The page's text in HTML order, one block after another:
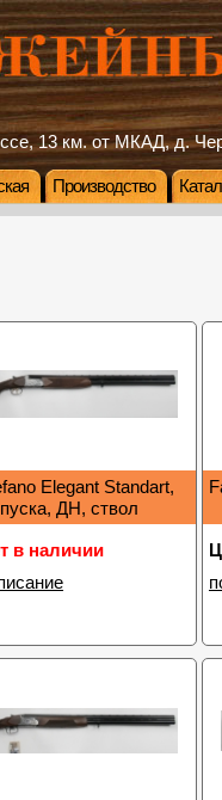
13 км. от МКАД, д.
Производство
Elegant Standart,
ДН, ствол
в наличии